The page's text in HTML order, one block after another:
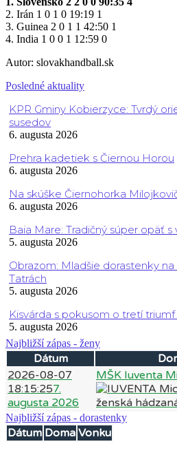
2. Irán 1 0 1 0 19:19 1
3. Guinea 2 0 1 1 42:50 1
4. India 1 0 0 1 12:59 0
Autor: slovakhandball.sk
Posledné aktuality
KPR Gminy Kobierzyce: Tvrdý
susedov
6. augusta 2026
Prehra kadetiek s Čiernou Horou
6. augusta 2026
Na skúške Čiernohorka
6. augusta 2026
Baia Mare: Tradičný súper opäť
5. augusta 2026
Obrazom: Mladšie dorastenky
Tatrách
5. augusta 2026
Kisvárda s pokusom o tretí
5. augusta 2026
Najbližší zápas - ženy
Dátum
2026-08-07
18:15:257.
augusta 2026
MŠK Iuventa
Najbližší zápas - dorastenky
Dátum Doma Vonku